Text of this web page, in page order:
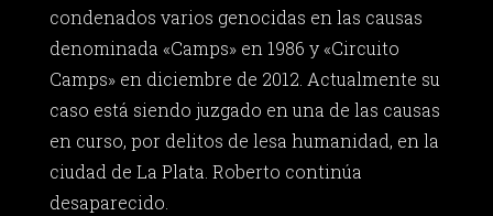
condenados varios genocidas en las causas
denominada «Camps» en 1986 y «Circuito
Camps» en diciembre de 2012. Actualmente su
caso está siendo juzgado en una de las causas
en curso, por delitos de lesa humanidad, en la
ciudad de La Plata. Roberto continúa
desaparecido.